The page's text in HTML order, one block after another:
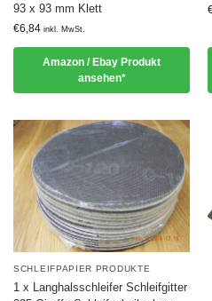
93 x 93 mm Klett
€6,84 inkl. MwSt.
Amazon / Ebay Produkt
ansehen*
SCHLEIFPAPIER PRODUKTE
1 x Langhalsschleifer Schleifgitter